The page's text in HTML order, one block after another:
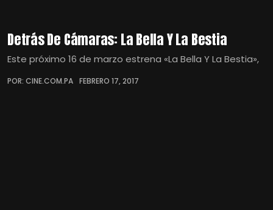
Detrás De Cámaras: La Bella Y La Bestia
Este próximo 16 de marzo estrena «La Bella Y La Bestia»,
POR: CINE.COM.PA FEBRERO 17, 2017